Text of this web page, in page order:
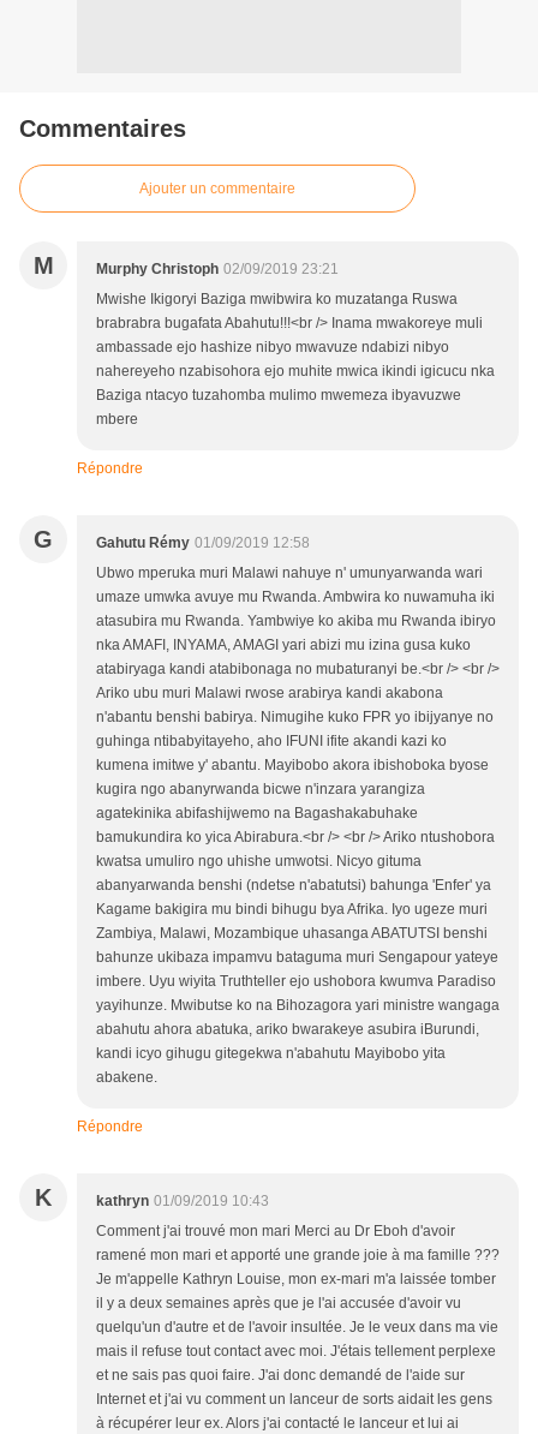
Commentaires
Ajouter un commentaire
M Murphy Christoph 02/09/2019 23:21
Mwishe Ikigoryi Baziga mwibwira ko muzatanga Ruswa
brabrabra bugafata Abahutu!!!<br /> Inama mwakoreye muli
ambassade ejo hashize nibyo mwavuze ndabizi nibyo
nahereyeho nzabisohora ejo muhite mwica ikindi igicucu nka
Baziga ntacyo tuzahomba mulimo mwemeza ibyavuzwe
mbere
Répondre
G Gahutu Rémy 01/09/2019 12:58
Ubwo mperuka muri Malawi nahuye n' umunyarwanda wari
umaze umwka avuye mu Rwanda. Ambwira ko nuwamuha iki
atasubira mu Rwanda. Yambwiye ko akiba mu Rwanda ibiryo
nka AMAFI, INYAMA, AMAGI yari abizi mu izina gusa kuko
atabiryaga kandi atabibonaga no mubaturanyi be.<br /> <br />
Ariko ubu muri Malawi rwose arabirya kandi akabona
n'abantu benshi babirya. Nimugihe kuko FPR yo ibijyanye no
guhinga ntibabyitayeho, aho IFUNI ifite akandi kazi ko
kumena imitwe y' abantu. Mayibobo akora ibishoboka byose
kugira ngo abanyrwanda bicwe n'inzara yarangiza
agatekinika abifashijwemo na Bagashakabuhake
bamukundira ko yica Abirabura.<br /> <br /> Ariko ntushobora
kwatsa umuliro ngo uhishe umwotsi. Nicyo gituma
abanyarwanda benshi (ndetse n'abatutsi) bahunga 'Enfer' ya
Kagame bakigira mu bindi bihugu bya Afrika. Iyo ugeze muri
Zambiya, Malawi, Mozambique uhasanga ABATUTSI benshi
bahunze ukibaza impamvu bataguma muri Sengapour yateye
imbere. Uyu wiyita Truthteller ejo ushobora kwumva Paradiso
yayihunze. Mwibutse ko na Bihozagora yari ministre wangaga
abahutu ahora abatuka, ariko bwarakeye asubira iBurundi,
kandi icyo gihugu gitegekwa n'abahutu Mayibobo yita
abakene.
Répondre
K kathryn 01/09/2019 10:43
Comment j'ai trouvé mon mari Merci au Dr Eboh d'avoir
ramené mon mari et apporté une grande joie à ma famille ???
Je m'appelle Kathryn Louise, mon ex-mari m'a laissée tomber
il y a deux semaines après que je l'ai accusée d'avoir vu
quelqu'un d'autre et de l'avoir insultée. Je le veux dans ma vie
mais il refuse tout contact avec moi. J'étais tellement perplexe
et ne sais pas quoi faire. J'ai donc demandé de l'aide sur
Internet et j'ai vu comment un lanceur de sorts aidait les gens
à récupérer leur ex. Alors j'ai contacté le lanceur et lui ai